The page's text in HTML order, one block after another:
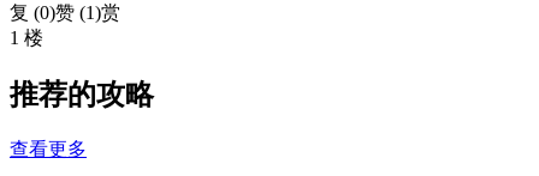
复 (0)赞 (1)赏
1 楼
推荐的攻略
查看更多